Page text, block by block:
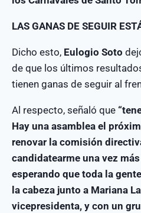
LAS GANAS DE SEGUIR
Dicho esto, Eulogio Soto
de que los últimos
tienen ganas de seguir al
Al respecto, señaló que
Hay una asamblea el
renovar la comisión
candidatearme una vez
esperando que toda la
la cabeza junto a Mariana
vicepresidenta, y con un